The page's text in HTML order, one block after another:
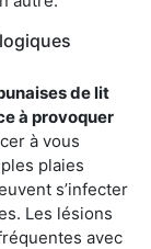
de lit
à provoquer
à vous
plaies
s’infecter
Les lésions
avec